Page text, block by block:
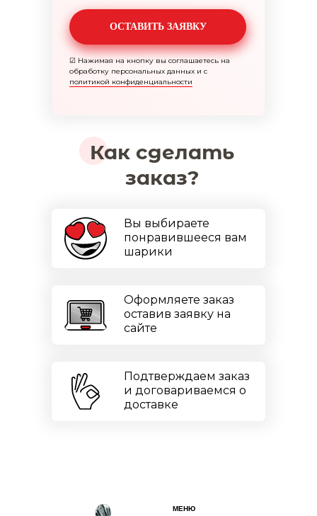
ОСТАВИТЬ ЗАЯВКУ
Как сделать
заказ?
Оформляете заказ
оставив заявку на
сайте
Подтверждаем заказ
и договариваемся о
доставке
Вы выбираете
понравившееся вам
шарики
☑ Нажимая на кнопку вы соглашаетесь на
обработку персональных данных и с
политикой конфиденциальности
МЕНЮ